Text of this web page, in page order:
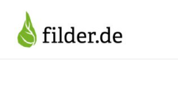
Inhalt
springen